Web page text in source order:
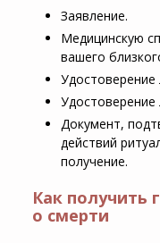
Заявление.
Медицинскую
вашего
Удостоверение
Удостоверение
Документ,
действий
получение.
Как получить
о смерти